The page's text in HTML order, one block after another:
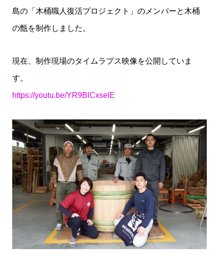
島の「木桶職人復活プロジェクト」のメンバーと木桶
の甑を制作しました。
現在、制作現場のタイムラプス映像を公開していま
す。
https://youtu.be/YR9BlCxselE